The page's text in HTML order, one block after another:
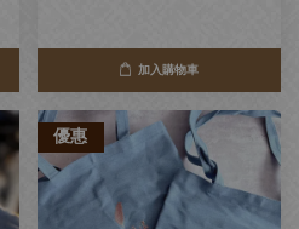
加入購物車
優惠